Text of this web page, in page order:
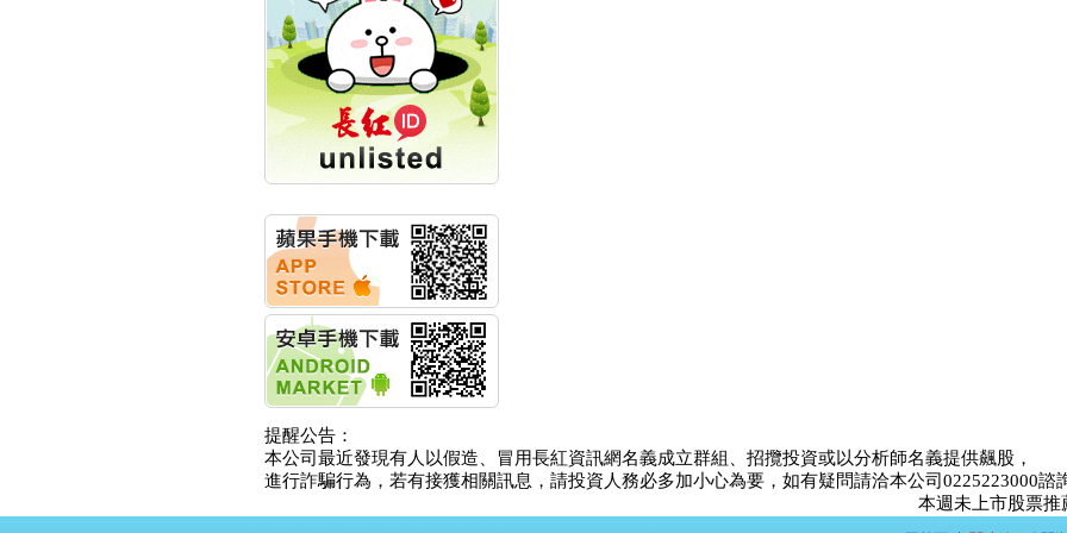
創新高 啟動興櫃轉上櫃
計畫
明緯企業:明緯永續科技
競賽 以電源驅動善的力
量
秀育企業:秀育SHO-U儲
能系統 獲國內首張CNS
認證
從容擁抱台股主流
華旭先進:代重要子公司
碩通散熱股份有限公司
公告董事會通過發言人
及代理發
華旭先進:代重要子公司
碩通散熱股份有限公司
公告董事會決議發行員
工認股權
碩通散熱股份有限公司
公告董事會追認113年
向關係
提醒公告：
本公司最近發現有人以假造、冒用長紅資訊網名義成立群組、招攬投資或以分析師名義提供飆股，
進行詐騙行為，若有接獲相關訊息，請投資人務必多加小心為要，如有疑問請洽本公司0225223000諮
本週未上市股票推